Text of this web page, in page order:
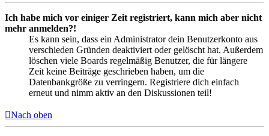
Ich habe mich vor einiger Zeit registriert, kann mich aber nicht
mehr anmelden?!
Es kann sein, dass ein Administrator dein Benutzerkonto aus
verschieden Gründen deaktiviert oder gelöscht hat. Außerdem
löschen viele Boards regelmäßig Benutzer, die für längere
Zeit keine Beiträge geschrieben haben, um die
Datenbankgröße zu verringern. Registriere dich einfach
erneut und nimm aktiv an den Diskussionen teil!
Nach oben